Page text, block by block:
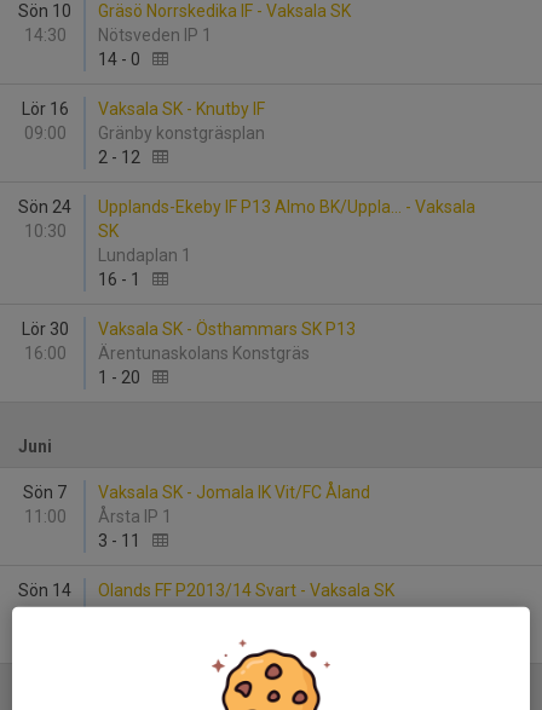
Sön 10
14:30
Gräsö Norrskedika IF - Vaksala SK
Nötsveden IP 1
14 - 0
Lör 16
09:00
Vaksala SK - Knutby IF
Gränby konstgräsplan
2 - 12
Sön 24
10:30
Upplands-Ekeby IF P13 Almo BK/Uppla... - Vaksala
SK
Lundaplan 1
16 - 1
Lör 30
16:00
Vaksala SK - Östhammars SK P13
Ärentunaskolans Konstgräs
1 - 20
Juni
Sön 7
11:00
Vaksala SK - Jomala IK Vit/FC Åland
Årsta IP 1
3 - 11
Sön 14
Olands FF P2013/14 Svart - Vaksala SK